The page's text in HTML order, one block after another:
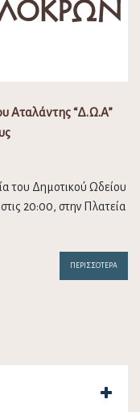
Αταλάντης “Δ.Ω.Α”
του Δημοτικού Ωδείου
20:00, στην Πλατεία
ΠΕΡΙΣΣΌΤΕΡΑ